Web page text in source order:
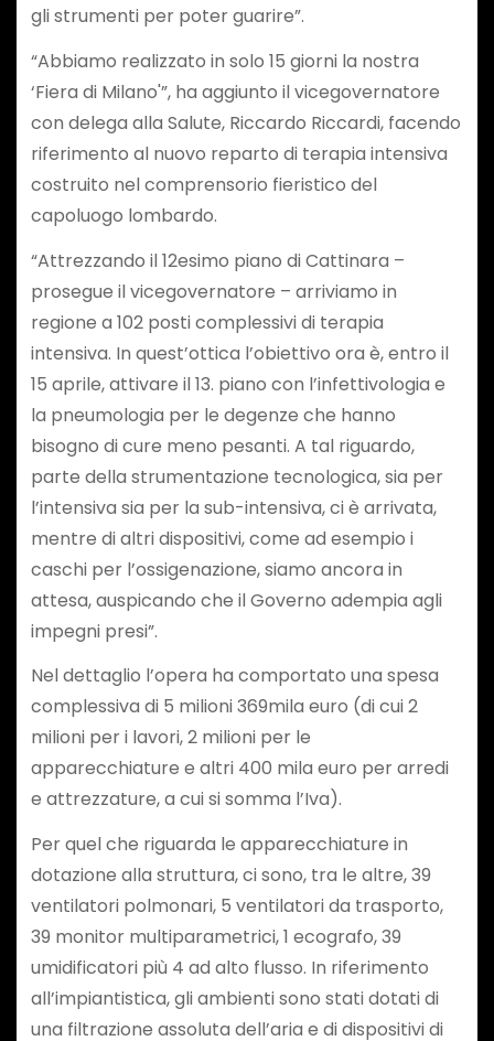
gli strumenti per poter guarire”.
“Abbiamo realizzato in solo 15 giorni la nostra
‘Fiera di Milano'”, ha aggiunto il vicegovernatore
con delega alla Salute, Riccardo Riccardi, facendo
riferimento al nuovo reparto di terapia intensiva
costruito nel comprensorio fieristico del
capoluogo lombardo.
“Attrezzando il 12esimo piano di Cattinara –
prosegue il vicegovernatore – arriviamo in
regione a 102 posti complessivi di terapia
intensiva. In quest’ottica l’obiettivo ora è, entro il
15 aprile, attivare il 13. piano con l’infettivologia e
la pneumologia per le degenze che hanno
bisogno di cure meno pesanti. A tal riguardo,
parte della strumentazione tecnologica, sia per
l’intensiva sia per la sub-intensiva, ci è arrivata,
mentre di altri dispositivi, come ad esempio i
caschi per l’ossigenazione, siamo ancora in
attesa, auspicando che il Governo adempia agli
impegni presi”.
Nel dettaglio l’opera ha comportato una spesa
complessiva di 5 milioni 369mila euro (di cui 2
milioni per i lavori, 2 milioni per le
apparecchiature e altri 400 mila euro per arredi
e attrezzature, a cui si somma l’Iva).
Per quel che riguarda le apparecchiature in
dotazione alla struttura, ci sono, tra le altre, 39
ventilatori polmonari, 5 ventilatori da trasporto,
39 monitor multiparametrici, 1 ecografo, 39
umidificatori più 4 ad alto flusso. In riferimento
all’impiantistica, gli ambienti sono stati dotati di
una filtrazione assoluta dell’aria e di dispositivi di